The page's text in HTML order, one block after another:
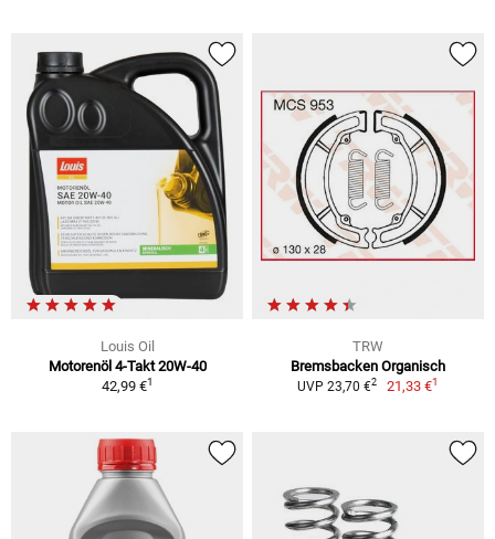
Louis Oil
Motorenöl 4-Takt 20W-40
42,99 €1
TRW
Bremsbacken Organisch
UVP 23,70 €2 21,33 €1